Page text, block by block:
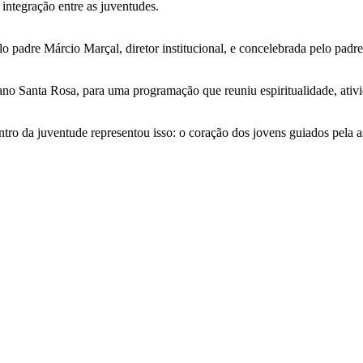
entre as juventudes.
padre Márcio Marçal, diretor institucional, e concelebrada pelo
Santa Rosa, para uma programação que reuniu espiritualidade,
da juventude representou isso: o coração dos jovens guiados pela